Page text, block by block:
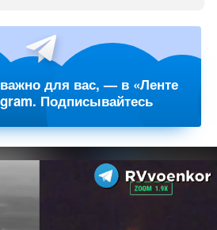
для вас, — в «Ленте
Подписывайтесь